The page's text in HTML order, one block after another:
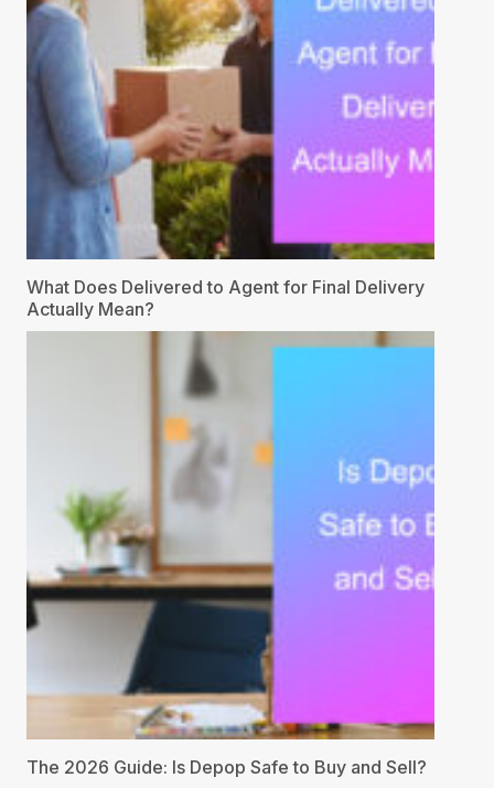
What Does Delivered to Agent for Final Delivery
Actually Mean?
The 2026 Guide: Is Depop Safe to Buy and Sell?